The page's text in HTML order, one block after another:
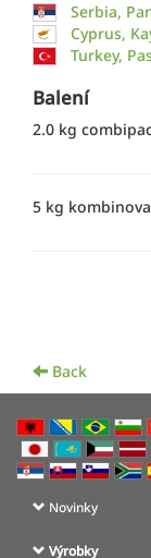
Serbia,
Cyprus,
Turkey,
Balení
2.0 kg
5 kg
Back
Novinky
Výrobky